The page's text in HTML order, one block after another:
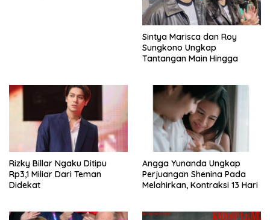
Sintya Marisca dan Roy
Sungkono Ungkap
Tantangan Main Hingga
Rizky Billar Ngaku Ditipu
Rp3,1 Miliar Dari Teman
Didekat
Angga Yunanda Ungkap
Perjuangan Shenina Pada
Melahirkan, Kontraksi 13 Hari